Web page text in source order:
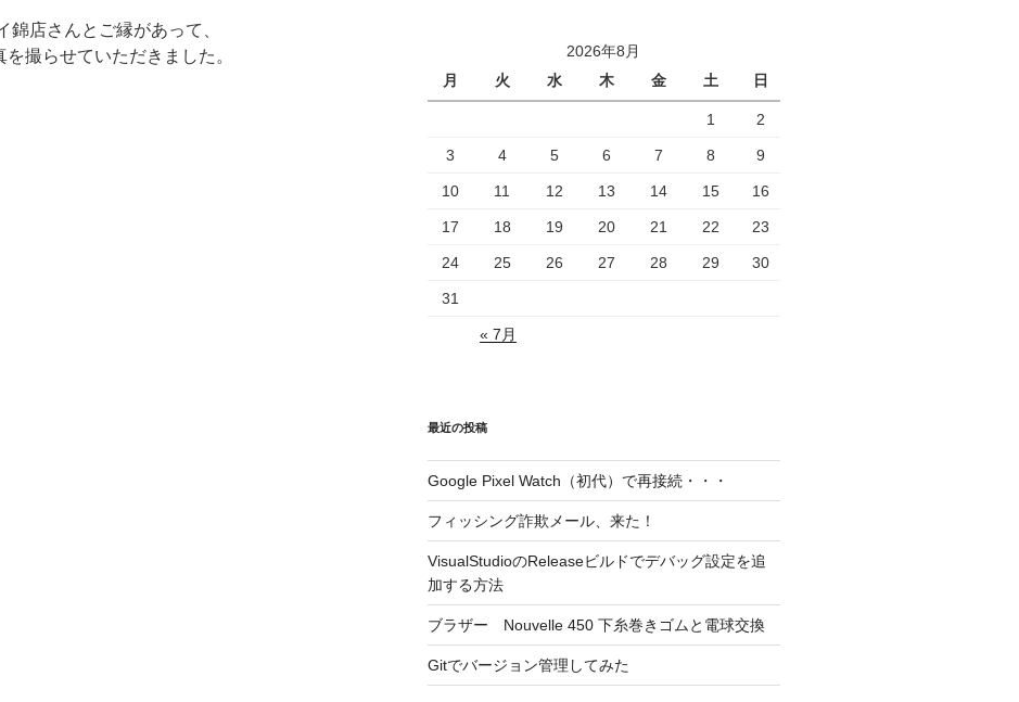
錦店さんとご縁があって、
を撮らせていただきました。
2026年8月
月
火 水 木 金 土 日
1 2
3 4 5 6 7 8 9
10 11 12 13 14 15 16
17 18 19 20 21 22 23
24 25 26 27 28 29 30
31
« 7月
最近の投稿
Google Pixel Watch（初代）で再接続・・・
フィッシング詐欺メール、来た！
VisualStudioのReleaseビルドでデバッグ設定を追
加する方法
ブラザー Nouvelle 450 下糸巻きゴムと電球交換
Gitでバージョン管理してみた